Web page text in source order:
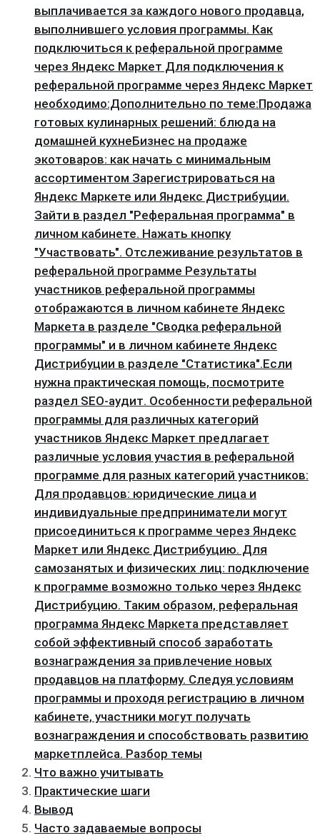
выплачивается за каждого нового продавца,
выполнившего условия программы. Как
подключиться к реферальной программе
через Яндекс Маркет Для подключения к
реферальной программе через Яндекс Маркет
необходимо:Дополнительно по теме:Продажа
готовых кулинарных решений: блюда на
домашней кухнеБизнес на продаже
экотоваров: как начать с минимальным
ассортиментом Зарегистрироваться на
Яндекс Маркете или Яндекс Дистрибуции.
Зайти в раздел "Реферальная программа" в
личном кабинете. Нажать кнопку
"Участвовать". Отслеживание результатов в
реферальной программе Результаты
участников реферальной программы
отображаются в личном кабинете Яндекс
Маркета в разделе "Сводка реферальной
программы" и в личном кабинете Яндекс
Дистрибуции в разделе "Статистика".Если
нужна практическая помощь, посмотрите
раздел SEO-аудит. Особенности реферальной
программы для различных категорий
участников Яндекс Маркет предлагает
различные условия участия в реферальной
программе для разных категорий участников:
Для продавцов: юридические лица и
индивидуальные предприниматели могут
присоединиться к программе через Яндекс
Маркет или Яндекс Дистрибуцию. Для
самозанятых и физических лиц: подключение
к программе возможно только через Яндекс
Дистрибуцию. Таким образом, реферальная
программа Яндекс Маркета представляет
собой эффективный способ заработать
вознаграждения за привлечение новых
продавцов на платформу. Следуя условиям
программы и проходя регистрацию в личном
кабинете, участники могут получать
вознаграждения и способствовать развитию
маркетплейса. Разбор темы
Что важно учитывать
Практические шаги
Вывод
Часто задаваемые вопросы